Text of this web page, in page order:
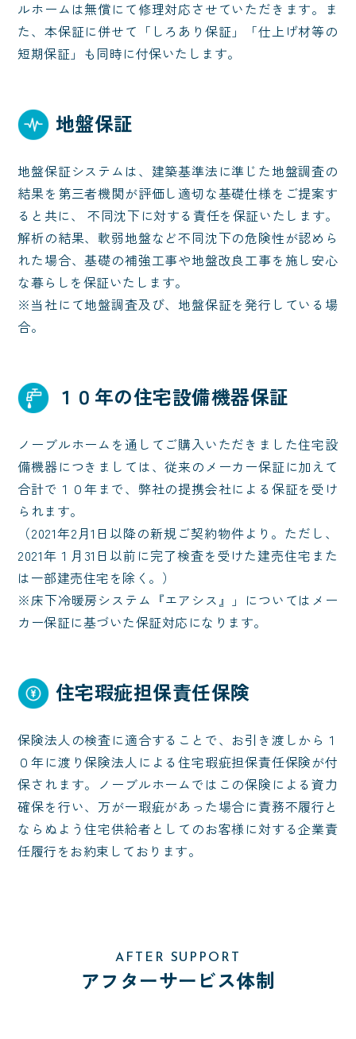
ルホームは無償にて修理対応させていただきます。ま
た、本保証に併せて「しろあり保証」「仕上げ材等の
短期保証」も同時に付保いたします。
地盤保証
地盤保証システムは、建築基準法に準じた地盤調査の
結果を第三者機関が評価し適切な基礎仕様をご提案す
ると共に、 不同沈下に対する責任を保証いたします。
解析の結果、軟弱地盤など不同沈下の危険性が認めら
れた場合、基礎の補強工事や地盤改良工事を施し安心
な暮らしを保証いたします。
※当社にて地盤調査及び、地盤保証を発行している場
合。
１０年の住宅設備機器保証
ノーブルホームを通してご購入いただきました住宅設
備機器につきましては、従来のメーカー保証に加えて
合計で１０年まで、弊社の提携会社による保証を受け
られます。
（2021年2月1日以降の新規ご契約物件より。ただし、
2021年１月31日以前に完了検査を受けた建売住宅また
は一部建売住宅を除く。）
※床下冷暖房システム『エアシス』」についてはメー
住宅瑕疵担保責任保険
保険法人の検査に適合することで、お引き渡しから１
０年に渡り保険法人による住宅瑕疵担保責任保険が付
保されます。ノーブルホームではこの保険による資力
確保を行い、万が一瑕疵があった場合に責務不履行と
ならぬよう住宅供給者としてのお客様に対する企業責
任履行をお約束しております。
AFTER SUPPORT
アフターサービス体制